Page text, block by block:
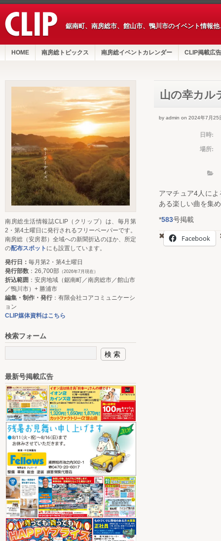
鋸南町、南房総市、館山市、鴨川市のイベント情報
HOME 南房総トピックス 南房総イベントカレンダー CLIP掲載広告
山の幸カル
by admin on 2024年7月25
日時:
場所:
アマチュア4人に
ある楽しい曲を集
*583号掲載
Facebook
南房総生活情報誌CLIP（クリップ）は、毎月第
2・第4土曜日に発行されるフリーペーパーです。
南房総（安房郡）全域への新聞折込のほか、所定
の配布スポット にも設置しています。
発行日： 毎月第2・第4土曜日
発行部数 ：26,700部 （2026年7月現在）
折込範囲 ：安房地域（鋸南町／南房総市／館山市
／鴨川市）+ 勝浦市
編集・制作・発行：有限会社コアコミュニケーシ
ョン
CLIP媒体資料はこちら
検索フォーム
最新号掲載広告